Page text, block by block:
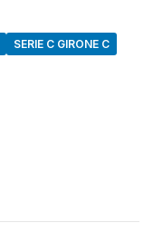
SERIE C GIRONE C